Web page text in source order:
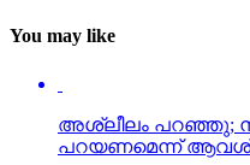
You may like
അശ്ലീലം പറഞ്ഞു;
പറയണമെന്ന്